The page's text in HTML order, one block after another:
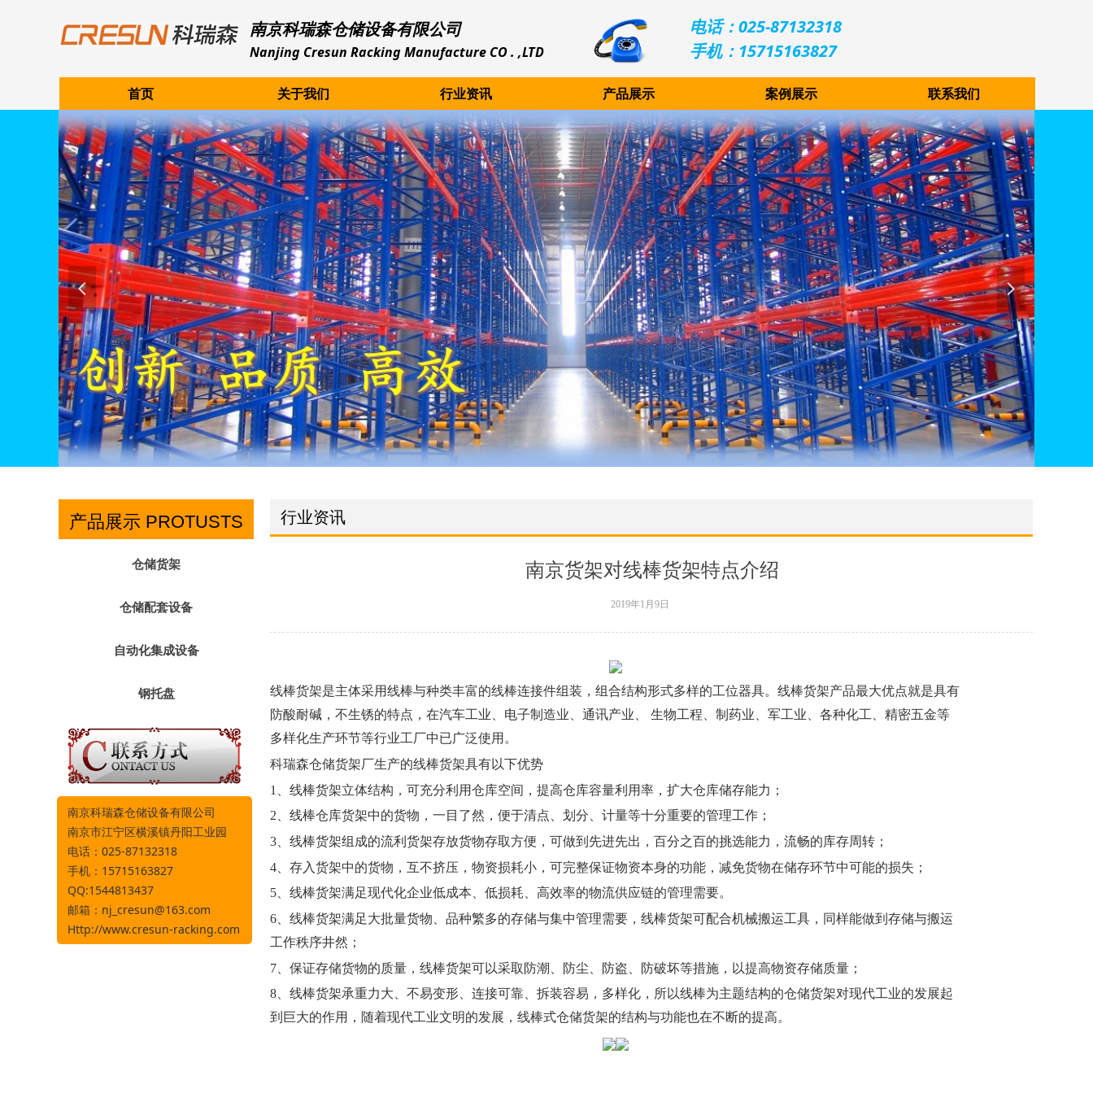
넳 넲
南京科瑞森仓储设备有限公司
Nanjing Cresun Racking Manufacture CO . ,LTD
电话：025-87132318
手机：15715163827
首页 关于我们 行业资讯 产品展示 案例展示 联系我们
南京货架对线棒货架特点介绍
线棒货架是主体采用线棒与种类丰富的线棒连接件组装，组合结构形式多样的工位器具。线棒货架产品最大优点就是具有
防酸耐碱，不生锈的特点，在汽车工业、电子制造业、通讯产业、 生物工程、制药业、军工业、各种化工、精密五金等
多样化生产环节等行业工厂中已广泛使用。
科瑞森仓储货架厂生产的线棒货架具有以下优势
1、线棒货架立体结构，可充分利用仓库空间，提高仓库容量利用率，扩大仓库储存能力；
2、线棒仓库货架中的货物，一目了然，便于清点、划分、计量等十分重要的管理工作；
3、线棒货架组成的流利货架存放货物存取方便，可做到先进先出，百分之百的挑选能力，流畅的库存周转；
4、存入货架中的货物，互不挤压，物资损耗小，可完整保证物资本身的功能，减免货物在储存环节中可能的损失；
5、线棒货架满足现代化企业低成本、低损耗、高效率的物流供应链的管理需要。
6、线棒货架满足大批量货物、品种繁多的存储与集中管理需要，线棒货架可配合机械搬运工具，同样能做到存储与搬运
工作秩序井然；
7、保证存储货物的质量，线棒货架可以采取防潮、防尘、防盗、防破坏等措施，以提高物资存储质量；
8、线棒货架承重力大、不易变形、连接可靠、拆装容易，多样化，所以线棒为主题结构的仓储货架对现代工业的发展起
到巨大的作用，随着现代工业文明的发展，线棒式仓储货架的结构与功能也在不断的提高。
2019年1月9日
行业资讯
产品展示 PROTUSTS
南京科瑞森仓储设备有限公司
南京市江宁区横溪镇丹阳工业园
电话：025-87132318
手机：15715163827
QQ:1544813437
邮箱： nj_cresun@163.com
Http://www.cresun-racking.com
仓储货架
仓储配套设备
自动化集成设备
钢托盘